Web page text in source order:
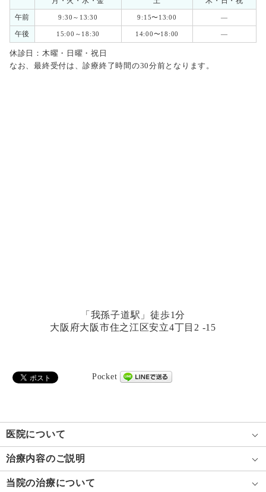
午前
9:30～13:30 9:15〜13:00 ―
午後 15:00～18:30 14:00〜18:00 ―
休診日：木曜・日曜・祝日
なお、最終受付は、診療終了時間の30分前となります。
「我孫子道駅」徒歩1分
大阪府大阪市住之江区安立4丁目2 -15
Pocket
医院について
治療内容のご説明
当院の治療について